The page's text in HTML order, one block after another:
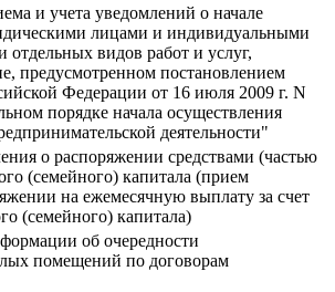
и учета уведомлений о начале
лицами и индивидуальными
отдельных видов работ и услуг,
предусмотренном постановлением
Федерации от 16 июля 2009 г. N
порядке начала осуществления
деятельности"
о распоряжении средствами (частью
(семейного) капитала (прием
на ежемесячную выплату за счет
(семейного) капитала)
об очередности
помещений по договорам